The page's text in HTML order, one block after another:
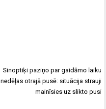
Sinoptiķi paziņo par gaidāmo laiku
nedēļas otrajā pusē: situācija strauji
mainīsies uz slikto pusi